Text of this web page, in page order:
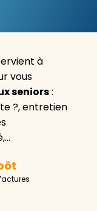
à
vous
seniors:
?, entretien